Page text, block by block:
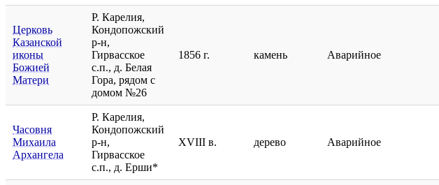
Церковь
Казанской
иконы
Божией
Матери
Р. Карелия,
Кондопожский
р-н,
Гирвасское
с.п., д. Белая
Гора, рядом с
домом №26
1856 г. камень Аварийное
Часовня
Михаила
Архангела
Р. Карелия,
Кондопожский
р-н,
Гирвасское
с.п., д. Ерши*
XVIII в. дерево Аварийное